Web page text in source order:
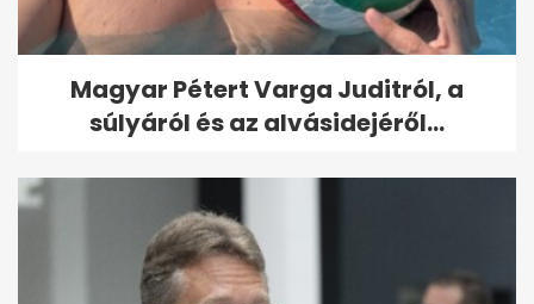
Magyar Pétert Varga Juditról, a
súlyáról és az alvásidejéről...